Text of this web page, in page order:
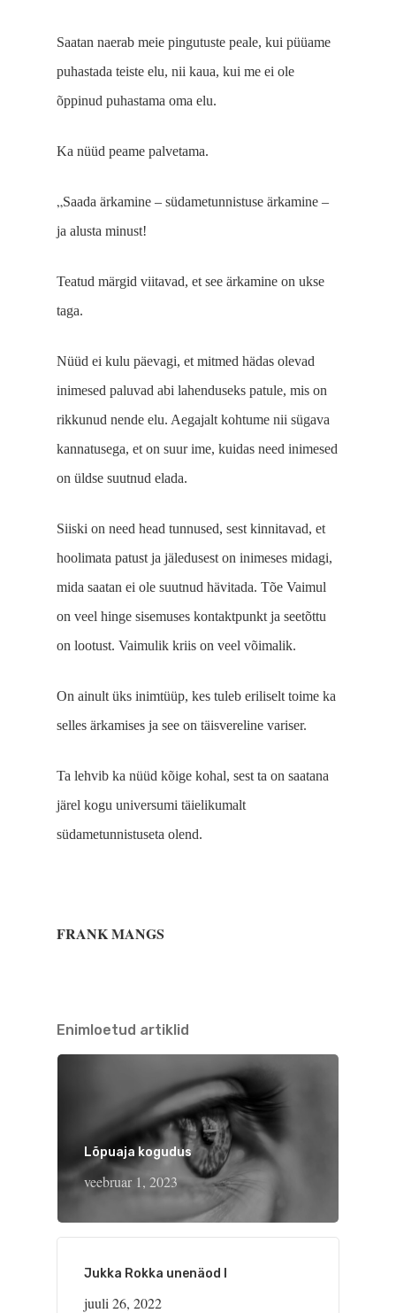
Saatan naerab meie pingutuste peale, kui püüame
puhastada teiste elu, nii kaua, kui me ei ole
õppinud puhastama oma elu.
Ka nüüd peame palvetama.
„Saada ärkamine ‒ südametunnistuse ärkamine ‒
ja alusta minust!
Teatud märgid viitavad, et see ärkamine on ukse
taga.
Nüüd ei kulu päevagi, et mitmed hädas olevad
inimesed paluvad abi lahenduseks patule, mis on
rikkunud nende elu. Aegajalt kohtume nii sügava
kannatusega, et on suur ime, kuidas need inimesed
on üldse suutnud elada.
Siiski on need head tunnused, sest kinnitavad, et
hoolimata patust ja jäledusest on inimeses midagi,
mida saatan ei ole suutnud hävitada. Tõe Vaimul
on veel hinge sisemuses kontakt­punkt ja seetõttu
on lootust. Vaimulik kriis on veel võimalik.
On ainult üks inimtüüp, kes tuleb eriliselt toime ka
selles ärkamises ja see on täisvereline variser.
Ta lehvib ka nüüd kõige kohal, sest ta on saatana
järel kogu universumi täielikumalt
südametunnistuseta olend.
FRANK MANGS
Enimloetud artiklid
Lõpuaja kogudus
veebruar 1, 2023
Jukka Rokka unenäod I
juuli 26, 2022